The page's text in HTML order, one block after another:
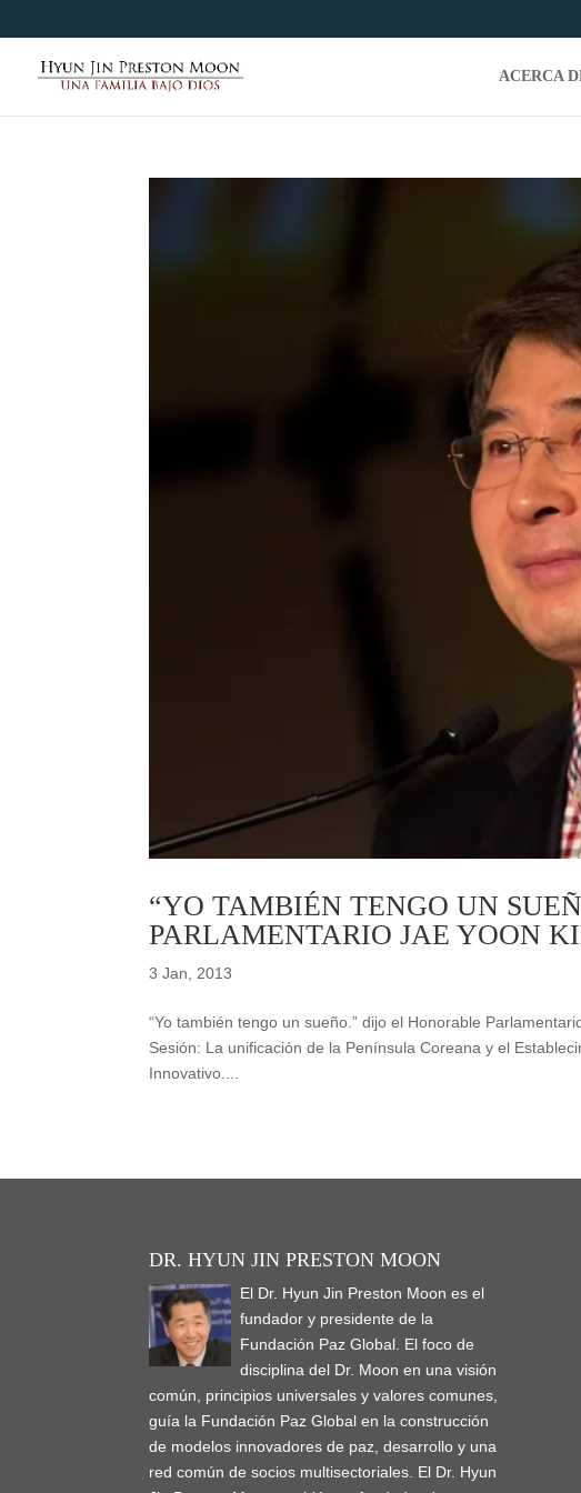
ACERCA
“YO TAMBIÉN TENGO UN
PARLAMENTARIO JAE YOON
3 Jan, 2013
“Yo también tengo un sueño.” dijo el Honorable
Sesión: La unificación de la Península Coreana y el
Innovativo....
DR. HYUN JIN PRESTON MOON
El Dr. Hyun Jin Preston Moon es el
fundador y presidente de la
Fundación Paz Global. El foco de
disciplina del Dr. Moon en una visión
común, principios universales y valores comunes,
guía la Fundación Paz Global en la construcción
de modelos innovadores de paz, desarrollo y una
red común de socios multisectoriales. El Dr. Hyun